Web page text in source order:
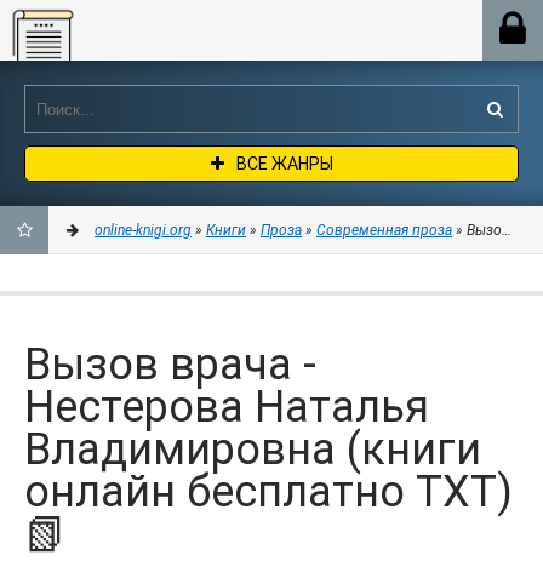
Online-knigi.org
ВСЕ ЖАНРЫ
ЗАКЛАДКИ
online-knigi.org » Книги » Проза » Современная проза » Вызов
Вызов врача -
Нестерова Наталья
Владимировна (книги
онлайн бесплатно TXT)
📗